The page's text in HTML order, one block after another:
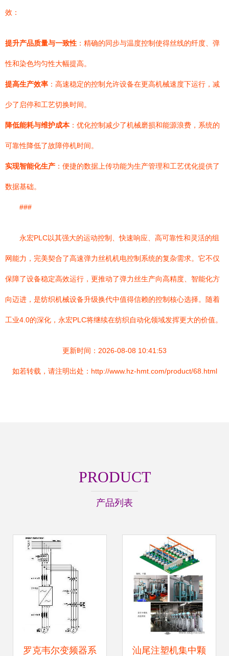
效：
提升产品质量与一致性 ：精确的同步与温度控制使得丝线的纤度、弹
性和染色均匀性大幅提高。
提高生产效率 ：高速稳定的控制允许设备在更高机械速度下运行，减
少了启停和工艺切换时间。
降低能耗与维护成本：优化控制减少了机械磨损和能源浪费，系统的
可靠性降低了故障停机时间。
实现智能化生产 ：便捷的数据上传功能为生产管理和工艺优化提供了
数据基础。
###
永宏PLC以其强大的运动控制、快速响应、高可靠性和灵活的组
网能力，完美契合了高速弹力丝机机电控制系统的复杂需求。它不仅
保障了设备稳定高效运行，更推动了弹力丝生产向高精度、智能化方
向迈进，是纺织机械设备升级换代中值得信赖的控制核心选择。随着
工业4.0的深化，永宏PLC将继续在纺织自动化领域发挥更大的价值。
更新时间：2026-08-08 10:41:53
如若转载，请注明出处：http://www.hz-hmt.com/product/68.html
PRODUCT
产品列表
罗克韦尔变频器系 汕尾注塑机集中颗